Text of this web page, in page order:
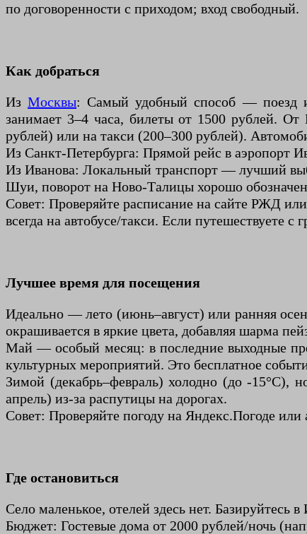
по договоренности с приходом; вход свободный.
Как добраться
ИзМосквы: Самый удобный способ — поезд
занимает 3–4 часа, билеты от 1500 рублей.
рублей) или на такси (200–300 рублей).
Из Санкт-Петербурга: Прямой рейс в аэропорт
Из Иванова: Локальный транспорт — лучший
Шуи, поворот на Ново-Талицы хорошо
Совет: Проверяйте расписание на сайте РЖД
всегда на автобусе/такси. Если путешествуете
Лучшее время для посещения
Идеально — лето (июнь–август) или ранняя
окрашивается в яркие цвета, добавляя шарма
Май — особый месяц: в последние выходные
культурных мероприятий. Это бесплатное
Зимой (декабрь–февраль) холодно (до -
апрель) из-за распутицы на дорогах.
Совет: Проверяйте погоду на Яндекс.Погоде
Где остановиться
Село маленькое, отелей здесь нет. Базируйтесь
Бюджет: Гостевые дома от 2000 рублей/ночь